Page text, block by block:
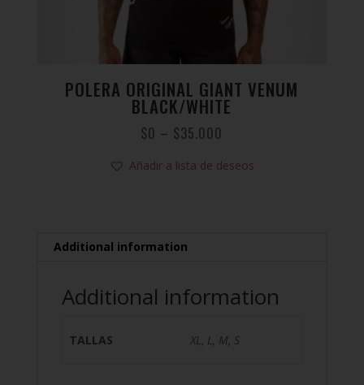
POLERA ORIGINAL GIANT VENUM
BLACK/WHITE
$0 – $35.000
Añadir a lista de deseos
Additional information
Additional information
TALLAS XL, L, M, S